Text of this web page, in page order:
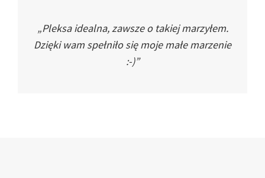
„Pleksa idealna, zawsze o takiej marzyłem.
Dzięki wam spełniło się moje małe marzenie
:-)”